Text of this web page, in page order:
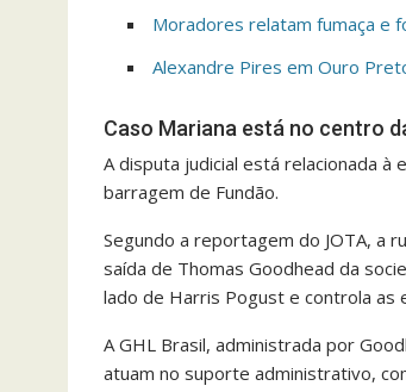
Moradores relatam fumaça e
Alexandre Pires em Ouro
Caso Mariana está no centro
A disputa judicial está relacionada
barragem de Fundão.
Segundo a reportagem do JOTA, a
saída de Thomas Goodhead da
lado de Harris Pogust e controla as
A GHL Brasil, administrada por
atuam no suporte administrativo,